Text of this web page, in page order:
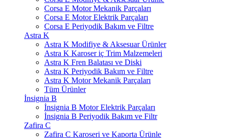
Corsa E Motor Mekanik Parçaları
Corsa E Motor Elektrik Parçaları
Corsa E Periyodik Bakım ve Filtre
Astra K
Astra K Modifiye & Aksesuar Ürünler
Astra K Karoser iç Trim Malzemeleri
Astra K Fren Balatası ve Diski
Astra K Periyodik Bakım ve Filtre
Astra K Motor Mekanik Parçaları
Tüm Ürünler
İnsignia B
İnsignia B Motor Elektrik Parçaları
İnsignia B Periyodik Bakım ve Filtr
Zafira C
Zafira C Karoseri ve Kaporta Ürünle